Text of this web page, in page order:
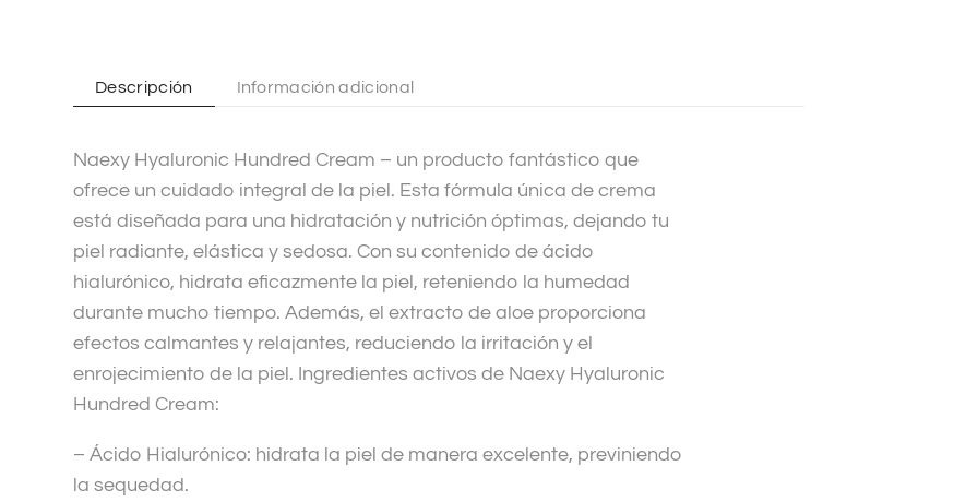
i
e
:
Descripción Información adicional
Naexy Hyaluronic Hundred Cream – un producto fantástico que
ofrece un cuidado integral de la piel. Esta fórmula única de crema
está diseñada para una hidratación y nutrición óptimas, dejando tu
piel radiante, elástica y sedosa. Con su contenido de ácido
hialurónico, hidrata eficazmente la piel, reteniendo la humedad
durante mucho tiempo. Además, el extracto de aloe proporciona
efectos calmantes y relajantes, reduciendo la irritación y el
enrojecimiento de la piel. Ingredientes activos de Naexy Hyaluronic
Hundred Cream:
– Ácido Hialurónico: hidrata la piel de manera excelente, previniendo
la sequedad.